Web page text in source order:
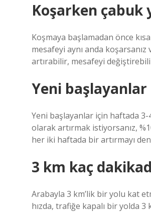
Koşarken çabuk
Koşmaya başlamadan önce
mesafeyi aynı anda
artırabilir, mesafeyi
Yeni başlayanlar
Yeni başlayanlar için haftada
olarak artırmak istiyorsanız,
her iki haftada bir artırmayı
3 km kaç
Arabayla 3 km’lik bir yolu kat
hızda, trafiğe kapalı bir yolda